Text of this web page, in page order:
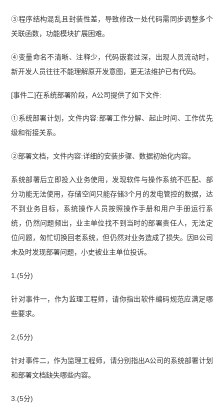
③程序结构混乱且封装性差，导致修改一处代码需同步调整多个
关联函数，功能模块扩展困难。
④变量命名不清晰、注释少，代码嵌套过深，出现人员流动时，
新开发人员往往不能理解原开发意图，更无法维护已有代码。
[事件二]在系统部署阶段，A公司提供了如下文件:
①系统部署计划，文件内容:部署工作分解、起止时间、工作优先
级和衔接关系。
②部署文档，文件内容:详细的安装步骤、数据初始化内容。
系统部署后立即投入业务使用，发现软件与操作系统不匹配、部
分功能无法使用，存储空间只能存储3个月的发电管控的数据，达
不到业务目标，系统操作人员按照操作手册和用户手册运行系
统，仍然问题频出，业主单位找不到当时的部署责任人，无法定
位问题，匆忙切换回老系统，但仍然对业务造成了损失。因B公司
未及时发现部署问题，小史被业主单位投诉。
1.(5分)
针对事件一，作为监理工程师，请你指出软件编码规范应满足哪
些要求。
2.(5分)
针对事件二，作为监理工程师，请分别指出A公司的系统部署计划
和部署文档缺失哪些内容。
3.(5分)